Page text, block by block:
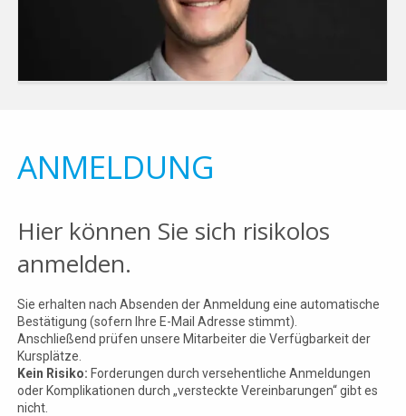
ANMELDUNG
Hier können Sie sich risikolos
anmelden.
Sie erhalten nach Absenden der Anmeldung eine automatische
Bestätigung (sofern Ihre E-Mail Adresse stimmt).
Anschließend prüfen unsere Mitarbeiter die Verfügbarkeit der
Kursplätze.
Kein Risiko: Forderungen durch versehentliche Anmeldungen
oder Komplikationen durch „versteckte Vereinbarungen“ gibt es
nicht.